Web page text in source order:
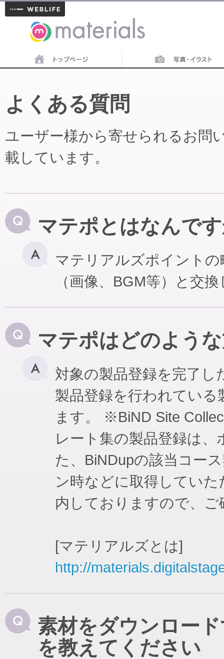
materials
よくある質問
ユーザー様から寄せられるお問
載しています。
マテポとはなんで
マテリアルズポイント
（画像、BGM等）と交
マテポはどのよう
対象の製品登録を完了
製品登録を行われてい
ます。 ※BiND Site
レート集の製品登録は
た、BiNDupの該当コー
ン時などに取得してい
内しておりますので、
[マテリアルズとは]
http://
素材をダウンロー
を教えてください